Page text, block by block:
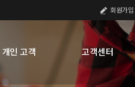
회원가입
개인 고객 고객센터